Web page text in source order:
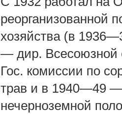
реорганизованной
хозяйства (в
— дир. Всесоюзной
Гос. комиссии по
трав и в 1940—49 —
нечерноземной